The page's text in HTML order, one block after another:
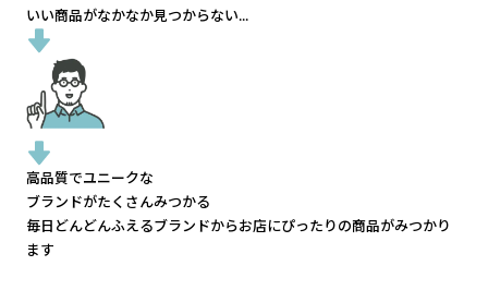
いい商品がなかなか見つからない...
高品質でユニークな
ブランドがたくさんみつかる
毎日どんどんふえるブランドからお店にぴったりの商品がみつかり
ます